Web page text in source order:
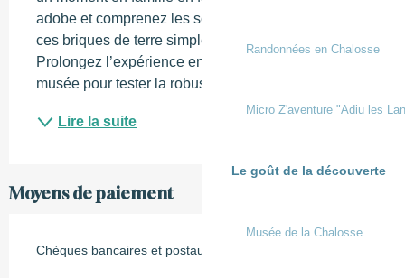
Randonnées en Chalosse
Micro Z'aventure "Adiu les
Le goût de la découverte
Musée de la Chalosse
adobe et comprenez les secrets de fabrication de
ces briques de terre simples, solides… et durables.
Prolongez l’expérience en visitant une maison du
musée pour tester la robustesse des adobes !...
Lire la suite
Moyens de paiement
Chèques bancaires et postaux